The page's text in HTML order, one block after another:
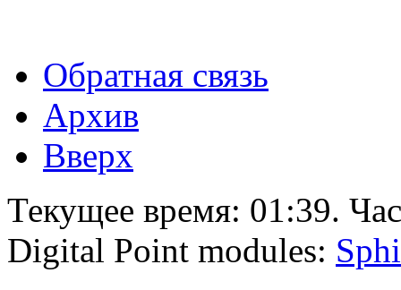
Обратная связь
Архив
Вверх
Текущее время: 01:39.
Digital Point modules: